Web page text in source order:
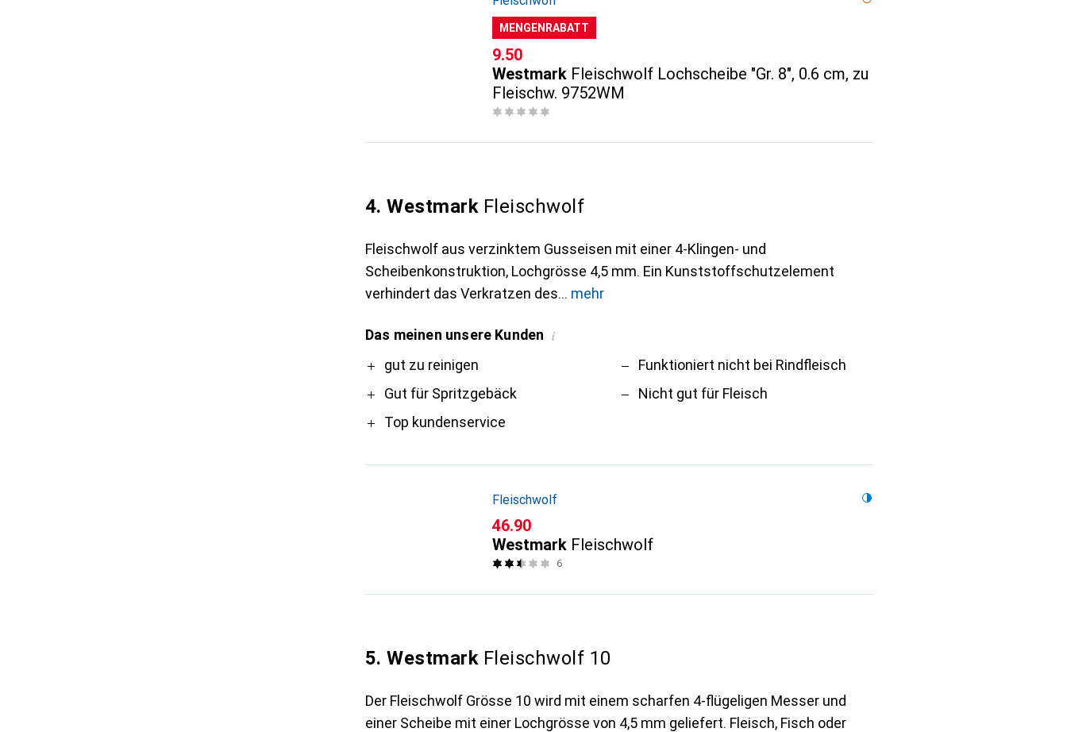
MENGENRABATT
CHF
9.50
Westmark Fleischwolf Lochscheibe "Gr. 8", 0.6 cm, zu
Fleischw. 9752WM
4. WestmarkFleischwolf
Fleischwolf aus verzinktem Gusseisen mit einer 4-Klingen- und
Scheibenkonstruktion, Lochgrösse 4,5 mm. Ein Kunststoffschutzelement
verhindert das Verkratzen des
mehr
Das meinen unsere Kunden i
Progut zu reinigen
Gut für Spritzgebäck
Top kundenservice
Contra
Funktioniert nicht bei Rindfleisch
Nicht gut für Fleisch
Fleischwolf
CHF
46.90
Westmark Fleischwolf
6
5. WestmarkFleischwolf 10
Der Fleischwolf Grösse 10 wird mit einem scharfen 4-flügeligen Messer und
einer Scheibe mit einer Lochgrösse von 4,5 mm geliefert. Fleisch, Fisch oder